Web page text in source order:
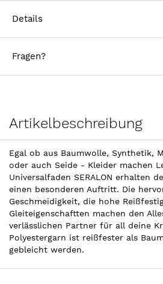
Details
Fragen?
Artikelbeschreibung
Egal ob aus Baumwolle, Synthetik,
oder auch Seide - Kleider machen
Universalfaden SERALON erhalten
einen besonderen Auftritt. Die
Geschmeidigkeit, die hohe
Gleiteigenschaftten machen den
verlässlichen Partner für all deine
Polyestergarn ist reißfester als
gebleicht werden.